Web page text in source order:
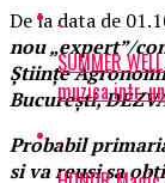
De la data de
nou „expert”/
Științe
București,
Probabil
si va reusi sa
SUMMER
muzica intr-